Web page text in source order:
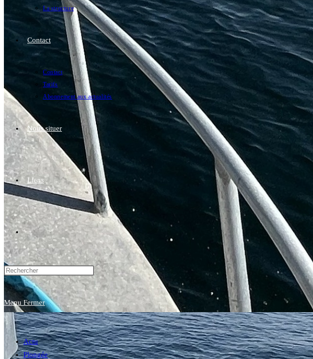
La structure
Contact
Contact
Tarifs
Abonnement aux actualités
Nous situer
Liens
Toggle
website
search
Menu Fermer
Actu
Plongée